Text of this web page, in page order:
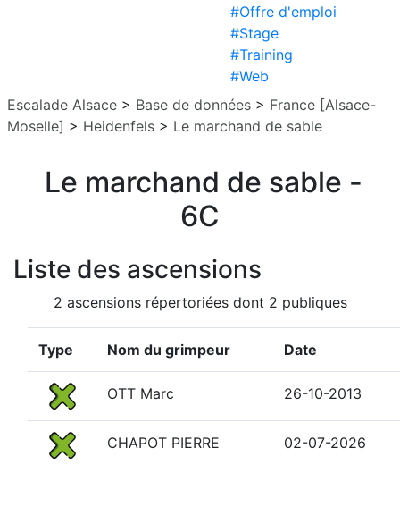
#Offre d'emploi
#Stage
#Training
#Web
Escalade Alsace > Base de données > France [Alsace-
Moselle] > Heidenfels > Le marchand de sable
Le marchand de sable -
6C
Liste des ascensions
2 ascensions répertoriées dont 2 publiques
Type Nom du grimpeur Date
OTT Marc 26-10-2013
CHAPOT PIERRE 02-07-2026